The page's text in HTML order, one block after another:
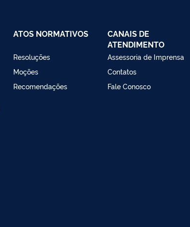
ATOS NORMATIVOS
Resoluções
Moções
Recomendações
CANAIS DE
ATENDIMENTO
Assessoria de Imprensa
Contatos
Fale Conosco